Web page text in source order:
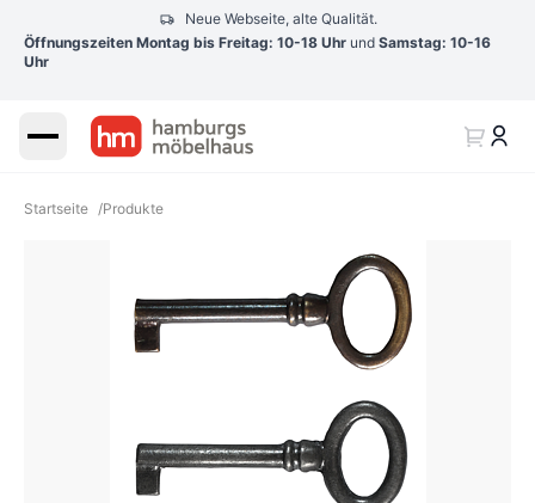
Neue Webseite, alte Qualität.
Öffnungszeiten Montag bis Freitag: 10-18 Uhr und Samstag: 10-16
Uhr
Startseite /Produkte